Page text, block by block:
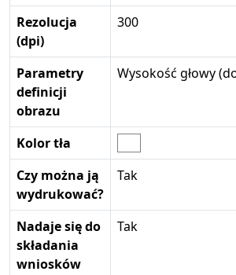
Rezolucja
(dpi)
300
Parametry
definicji
obrazu
Wysokość głowy
Kolor tła
Czy można ją
wydrukować?
Tak
Nadaje się do
składania
wniosków
Tak